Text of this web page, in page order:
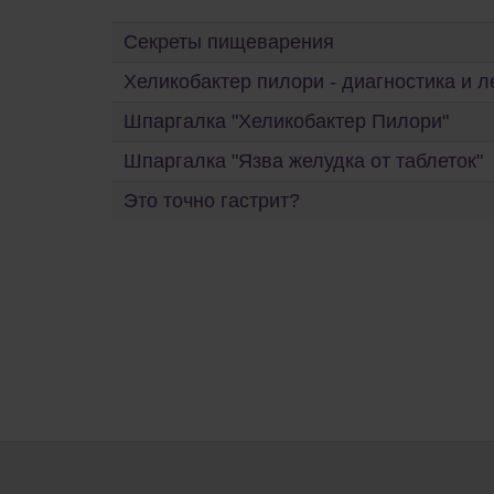
Секреты пищеварения
Хеликобактер пилори - диагностика и
Шпаргалка "Хеликобактер Пилори"
Шпаргалка "Язва желудка от таблеток"
Это точно гастрит?